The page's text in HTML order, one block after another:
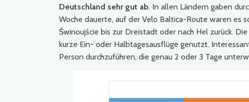
Deutschland sehr gut ab. In allen Ländern gaben
Woche dauerte, auf der Velo Baltica-Route waren es
Świnoujście bis zur Dreistadt oder nach Hel zurück.
kurze Ein- oder Halbtagesausflüge genutzt.
Person durchzuführen, die genau 2 oder 3 Tage